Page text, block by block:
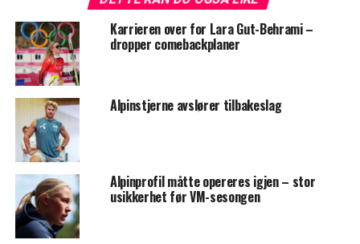
Karrieren over for Lara Gut-Behrami –
dropper comebackplaner
Alpinstjerne avslører tilbakeslag
Alpinprofil måtte opereres igjen – stor
usikkerhet før VM-sesongen